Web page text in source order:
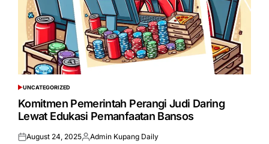
POSTED
IN
UNCATEGORIZED
Komitmen Pemerintah Perangi Judi Daring
Lewat Edukasi Pemanfaatan Bansos
Posted
August 24, 2025Posted
Admin Kupang Daily